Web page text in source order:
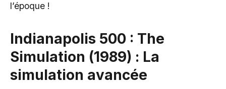
l’époque !
Indianapolis 500 : The
Simulation (1989) : La
simulation avancée